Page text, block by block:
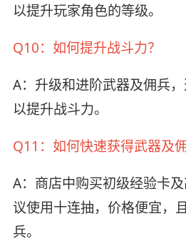
以提升玩家角色的等级。
Q10：如何提升战斗力？
A：升级和进阶武器及佣兵
以提升战斗力。
Q11：如何快速获得武器及佣
A：商店中购买初级经验卡
议使用十连抽，价格便宜，
兵。